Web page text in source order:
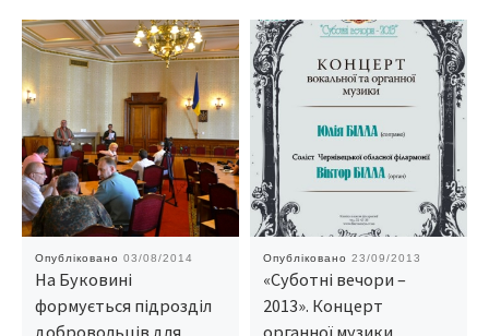
Опубліковано 03/08/2014
На Буковині
формується підрозділ
добровольців для
Опубліковано 23/09/2013
«Суботні вечори –
2013». Концерт
органної музики